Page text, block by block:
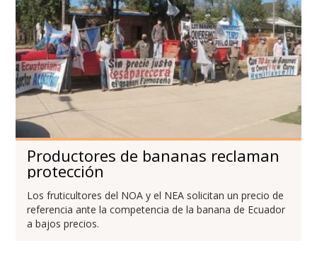
Productores de bananas reclaman
protección
Los fruticultores del NOA y el NEA solicitan un precio de
referencia ante la competencia de la banana de Ecuador
a bajos precios.